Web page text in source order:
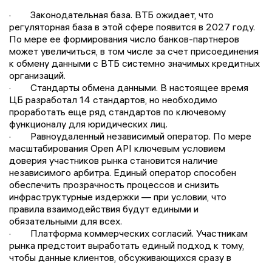
· Законодательная база. ВТБ ожидает, что
регуляторная база в этой сфере появится в 2027 году.
По мере ее формирования число банков-партнеров
может увеличиться, в том числе за счет присоединения
к обмену данными с ВТБ системно значимых кредитных
организаций.
· Стандарты обмена данными. В настоящее время
ЦБ разработал 14 стандартов, но необходимо
проработать еще ряд стандартов по ключевому
функционалу для юридических лиц.
· Равноудаленный независимый оператор. По мере
масштабирования Open API ключевым условием
доверия участников рынка становится наличие
независимого арбитра. Единый оператор способен
обеспечить прозрачность процессов и снизить
инфраструктурные издержки — при условии, что
правила взаимодействия будут едиными и
обязательными для всех.
· Платформа коммерческих согласий. Участникам
рынка предстоит выработать единый подход к тому,
чтобы данные клиентов, обсуживающихся сразу в